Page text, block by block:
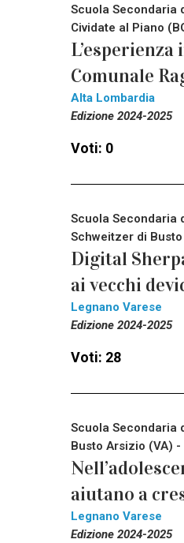
Scuola Secondaria
Cividate al Piano
Comunale
Alta Lombardia
Edizione 2024-2025
Voti: 0
Scuola Secondaria
Schweitzer di
Digital
ai vecchi
Legnano Varese
Edizione 2024-2025
Voti: 28
Scuola Secondaria
Busto Arsizio (VA) -
aiutano a
Legnano Varese
Edizione 2024-2025